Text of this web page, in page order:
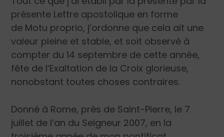
présente Lettre apostolique en forme
de Motu proprio, j’ordonne que cela ait une
valeur pleine et stable, et soit observé à
compter du 14 septembre de cette année,
fête de l’Exaltation de la Croix glorieuse,
nonobstant toutes choses contraires.
Donné à Rome, près de Saint-Pierre, le 7
juillet de l’an du Seigneur 2007, en la